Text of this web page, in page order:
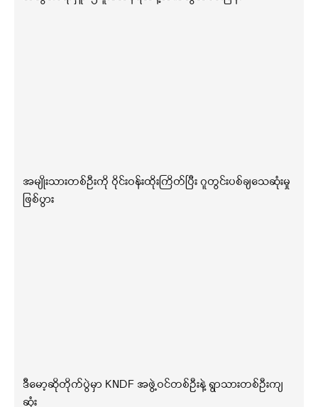
အမျိုးသားတစ်ဦးကို ဝိုင်းဝန်းထိုးကြိတ်ပြီး ဂူတွင်းပစ်ချသေဆုံးမှု
ဖြစ်ပွား
ဒီမော့ဆိုတိုက်ပွဲမှာ KNDF အဖွဲ့ဝင်တစ်ဦးနဲ့ ရွာသားတစ်ဦးကျ
ဆုံး